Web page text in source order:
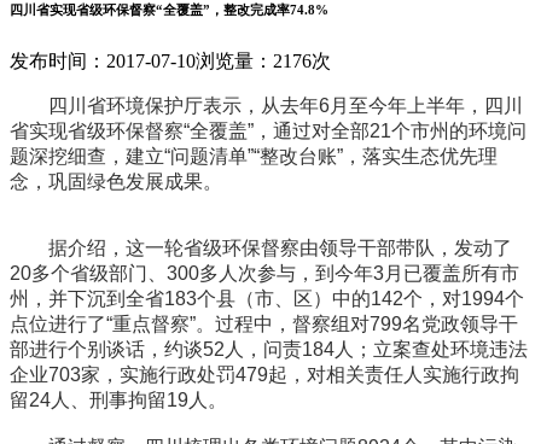
四川省实现省级环保督察“全覆盖”，整改完成率74.8%
发布时间：2017-07-10浏览量：2176次
四川省环境保护厅表示，从去年6月至今年上半年，四川
省实现省级环保督察“全覆盖”，通过对全部21个市州的环境问
题深挖细查，建立“问题清单”“整改台账”，落实生态优先理
念，巩固绿色发展成果。
据介绍，这一轮省级环保督察由领导干部带队，发动了
20多个省级部门、300多人次参与，到今年3月已覆盖所有市
州，并下沉到全省183个县（市、区）中的142个，对1994个
点位进行了“重点督察”。过程中，督察组对799名党政领导干
部进行个别谈话，约谈52人，问责184人；立案查处环境违法
企业703家，实施行政处罚479起，对相关责任人实施行政拘
留24人、刑事拘留19人。